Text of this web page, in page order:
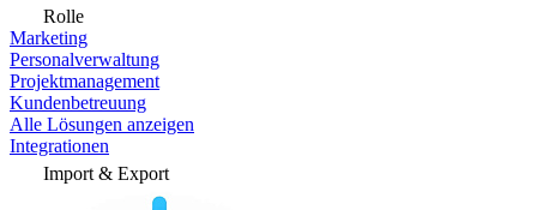
Rolle
Marketing
Personalverwaltung
Projektmanagement
Kundenbetreuung
Alle Lösungen anzeigen
Integrationen
Import & Export